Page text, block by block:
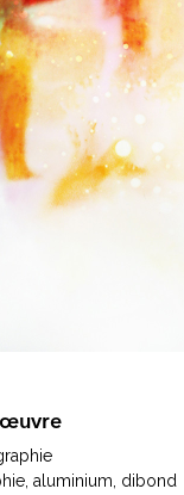
aluminium, dibond